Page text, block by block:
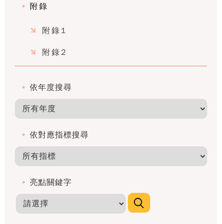
附錄
附錄1
附錄2
依年度搜尋
依對應指標搜尋
亮點關鍵字